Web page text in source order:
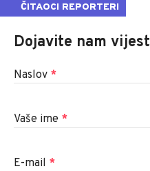
ČITAOCI REPORTERI
Dojavite nam vijest
Naslov *
Vaše ime *
E-mail *